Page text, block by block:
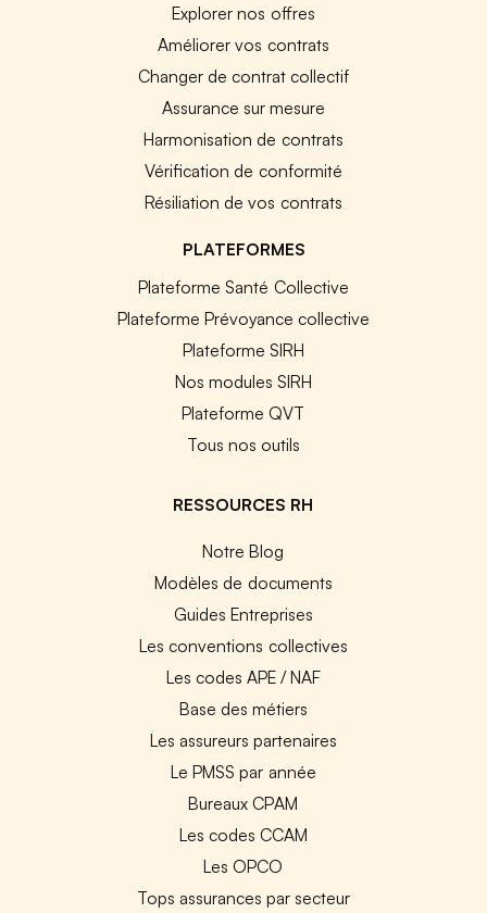
Explorer nos offres
Améliorer vos contrats
Changer de contrat collectif
Assurance sur mesure
Harmonisation de contrats
Vérification de conformité
Résiliation de vos contrats
PLATEFORMES
Plateforme Santé Collective
Plateforme Prévoyance collective
Plateforme SIRH
Nos modules SIRH
Plateforme QVT
Tous nos outils
RESSOURCES RH
Notre Blog
Modèles de documents
Guides Entreprises
Les conventions collectives
Les codes APE / NAF
Base des métiers
Les assureurs partenaires
Le PMSS par année
Bureaux CPAM
Les codes CCAM
Les OPCO
Tops assurances par secteur